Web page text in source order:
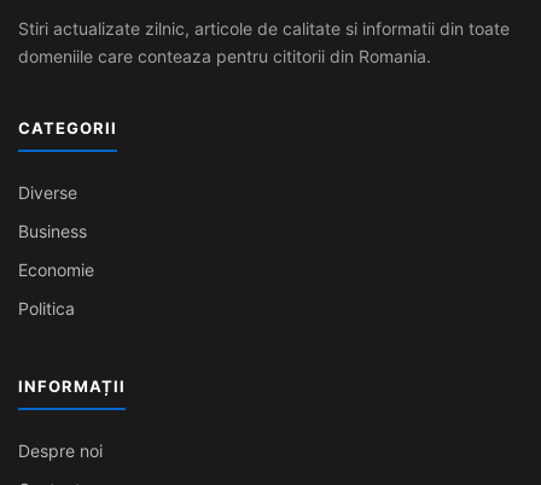
Stiri actualizate zilnic, articole de calitate si informatii din toate
domeniile care conteaza pentru cititorii din Romania.
CATEGORII
Diverse
Business
Economie
Politica
INFORMAȚII
Despre noi